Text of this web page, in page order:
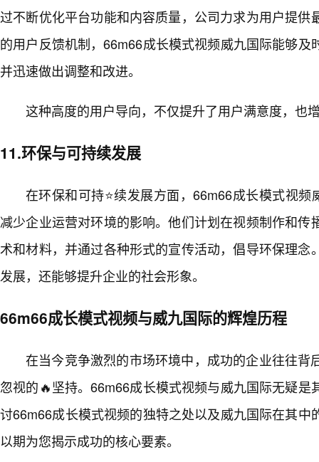
过不断优化平台功能和内容质量，公司力求为用户提供
的用户反馈机制，66m66成长模式视频威九国际能够及
并迅速做出调整和改进。
这种高度的用户导向，不仅提升了用户满意度，也
11.环保与可持续发展
在环保和可持⭐续发展方面，66m66成长模式视频
减少企业运营对环境的影响。他们计划在视频制作和传
术和材料，并通过各种形式的宣传活动，倡导环保理念
发展，还能够提升企业的社会形象。
66m66成长模式视频与威九国际的辉煌历程
在当今竞争激烈的市场环境中，成功的企业往往背
忽视的🔥坚持。66m66成长模式视频与威九国际无疑是
讨66m66成长模式视频的独特之处以及威九国际在其中
以期为您揭示成功的核心要素。